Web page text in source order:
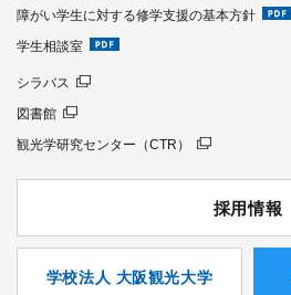
障がい学生に対する修学支援の基本方針
学生相談室
シラバス
図書館
観光学研究センター（CTR）
採用情報
学校法人 大阪観光大学